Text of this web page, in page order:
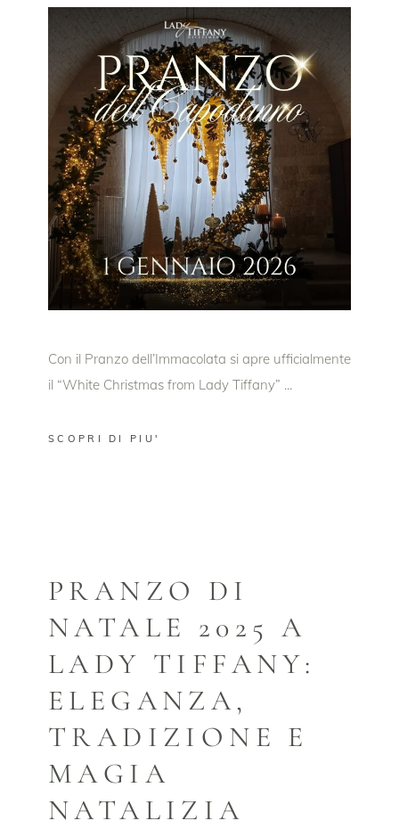
Con il Pranzo dell’Immacolata si apre ufficialmente
il “White Christmas from Lady Tiffany”
SCOPRI DI PIU'
PRANZO DI
NATALE 2025 A
LADY TIFFANY:
ELEGANZA,
TRADIZIONE E
MAGIA
NATALIZIA